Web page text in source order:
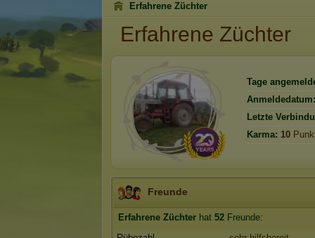
Erfahrene Züchter
Erfahrene Züchter
Tage
Anmeldedatum:
Letzte
Karma: 10
Freunde
Erfahrene Züchter hat 52 Freunde: